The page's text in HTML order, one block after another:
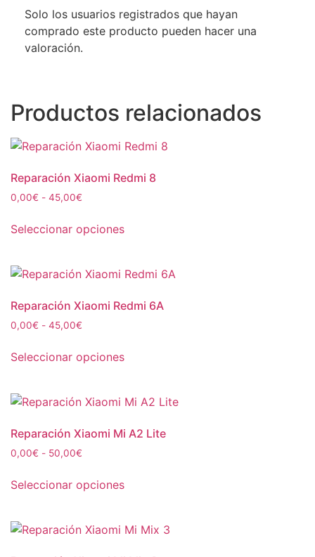
Solo los usuarios registrados que hayan
comprado este producto pueden hacer una
valoración.
Productos relacionados
Reparación Xiaomi Redmi 8
0,00€ - 45,00€
Seleccionar opciones
Reparación Xiaomi Redmi 6A
0,00€ - 45,00€
Seleccionar opciones
Reparación Xiaomi Mi A2 Lite
0,00€ - 50,00€
Seleccionar opciones